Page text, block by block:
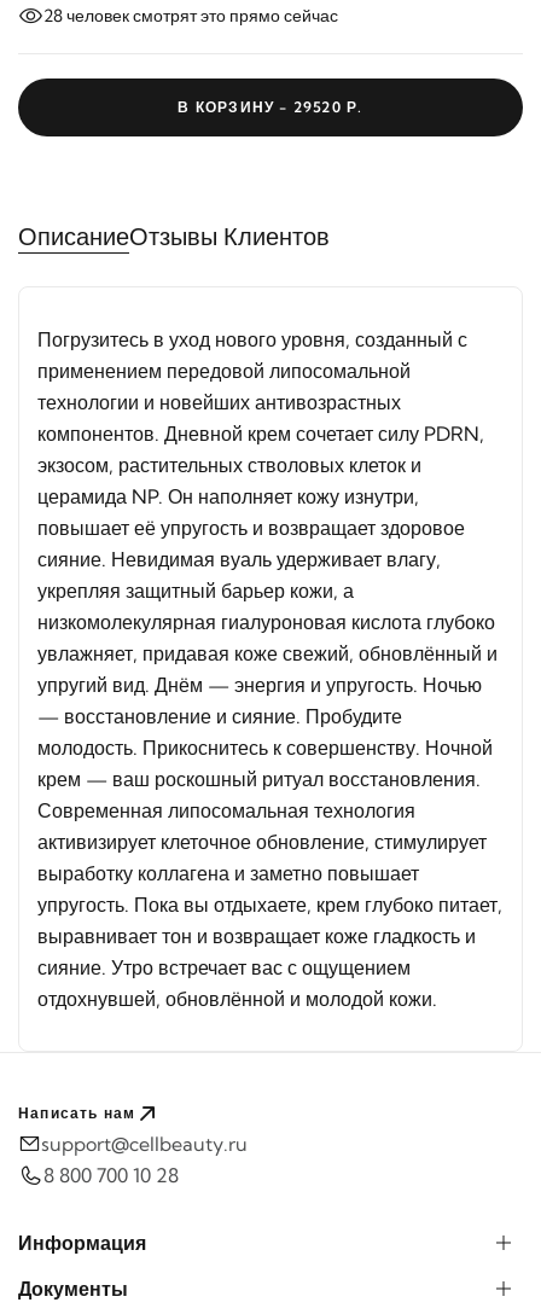
28человек смотрят это прямо сейчас
В КОРЗИНУ - 29520 Р.
ОписаниеОтзывы Клиентов
Погрузитесь в уход нового уровня, созданный с
применением передовой липосомальной
технологии и новейших антивозрастных
компонентов. Дневной крем сочетает силу PDRN,
экзосом, растительных стволовых клеток и
церамида NP. Он наполняет кожу изнутри,
повышает её упругость и возвращает здоровое
сияние. Невидимая вуаль удерживает влагу,
укрепляя защитный барьер кожи, а
низкомолекулярная гиалуроновая кислота глубоко
увлажняет, придавая коже свежий, обновлённый и
упругий вид. Днём — энергия и упругость. Ночью
— восстановление и сияние. Пробудите
молодость. Прикоснитесь к совершенству. Ночной
крем — ваш роскошный ритуал восстановления.
Современная липосомальная технология
активизирует клеточное обновление, стимулирует
выработку коллагена и заметно повышает
упругость. Пока вы отдыхаете, крем глубоко питает,
выравнивает тон и возвращает коже гладкость и
сияние. Утро встречает вас с ощущением
отдохнувшей, обновлённой и молодой кожи.
Написать нам
support@cellbeauty.ru
8 800 700 10 28
Информация
Документы